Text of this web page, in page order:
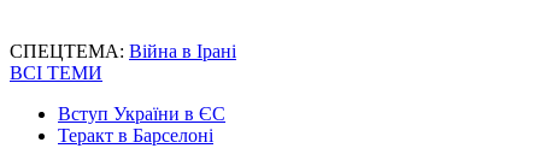
СПЕЦТЕМА: Війна в Ірані
ВСІ ТЕМИ
Вступ України в ЄС
Теракт в Барселоні